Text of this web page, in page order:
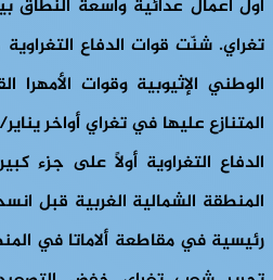
أول أعمال عدائية واسعة النطاق
تغراي. شنّت قوات الدفاع
الوطني الإثيوبية وقوات الأمهرا
المتنازع عليها في تغراي أواخر
الدفاع التغراوية أولًا على
المنطقة الشمالية الغربية قبل
رئيسية في مقاطعة ألاماتا في